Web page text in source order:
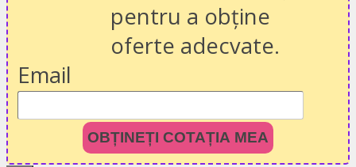
pentru a obține
oferte adecvate.
Email
OBȚINEȚI COTAȚIA MEA